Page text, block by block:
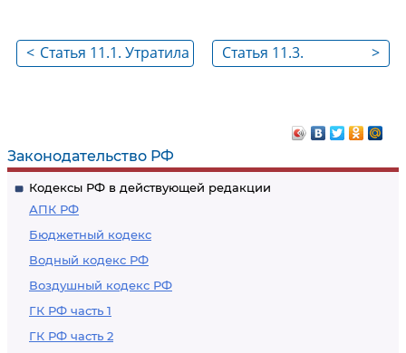
Законодательство РФ
Кодексы РФ в действующей редакции
АПК РФ
Бюджетный кодекс
Водный кодекс РФ
Воздушный кодекс РФ
ГК РФ часть 1
ГК РФ часть 2
< Статья 11.1. Утратила
>
Статья 11.3.
из земель или
земельных
участков,
находящихся в